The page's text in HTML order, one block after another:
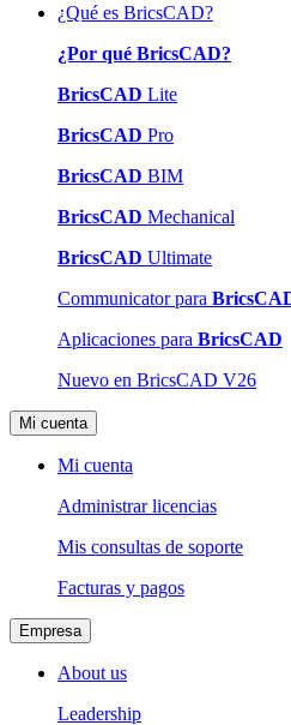
¿Qué es BricsCAD?
¿Por qué BricsCAD?
BricsCAD Lite
BricsCAD Pro
BricsCAD BIM
BricsCAD Mechanical
BricsCAD Ultimate
Communicator para
Aplicaciones para BricsCAD
Nuevo en BricsCAD V26
Mi cuenta
Mi cuenta
Administrar licencias
Mis consultas de soporte
Facturas y pagos
Empresa
About us
Leadership